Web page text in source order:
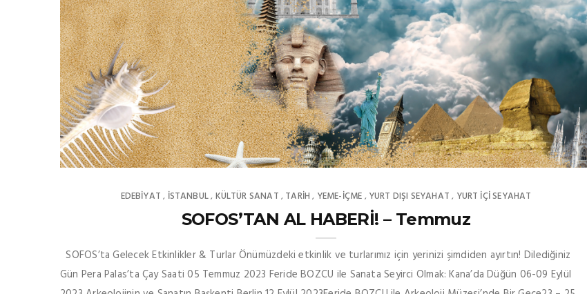
EDEBIYAT , İSTANBUL, KÜLTÜR SANAT , TARİH , YEME-İÇME , YURT DIŞI SEYAHAT , YURT İÇİ SEYAHAT
SOFOS’TAN AL HABERİ! – Temmuz
SOFOS’ta Gelecek Etkinlikler & Turlar Önümüzdeki etkinlik ve turlarımız için yerinizi şimdiden ayırtın! Dilediğiniz
Gün Pera Palas’ta Çay Saati 05 Temmuz 2023 Feride BOZCU ile Sanata Seyirci Olmak: Kana’da Düğün 06-09 Eylül